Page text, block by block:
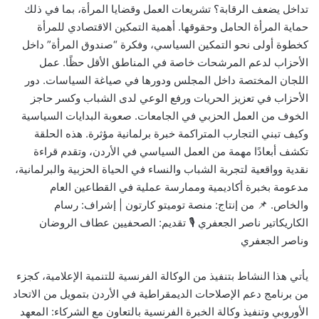
تداخل يضعف الرقابة؟ تشريعات العمل وقضايا المرأة، بما في ذلك
حماية المرأة الحامل وحقوقها. أهمية التمكين الاقتصادي للمرأة
كخطوة أولى نحو التمكين السياسي، وفكرة “صندوق المرأة” داخل
الأحزاب لدعم المرشحات خاصة في المناطق الأقل حظًا. عمل
اللجان المختصة داخل المجلس ودورها في صياغة السياسات. دور
الأحزاب في تعزيز الحريات ورفع الوعي لدى الشباب وكسر حاجز
الخوف من العمل الحزبي في الجامعات. صعوبة البدايات السياسية
وكيف تبني التجارب المتراكمة خبرة برلمانية مؤثرة. هذه الحلقة
تكشف أبعادًا مهمة من العمل السياسي في الأردن، وتقدم قراءة
نقدية وواقعية لتجربة الشباب والنساء في الحياة الحزبية والبرلمانية،
مدعومة بخبرة أكاديمية وممارسة عملية في القطاعين العام
والخاص. 📌 من إنتاج: منصة توميتو كارتون | إشراف: رسام
الكاريكاتير ناصر الجعفري 🎙 تقديم: الصحفيين عطاف الروضان
وناصر الجعفري
يأتي هذا النشاط بتنفيذ من الوكالة الفرنسية للتنمية الإعلامية، كجزء
من برنامج دعم الإصلاحات الديمقراطية في الأردن بتمويل من الاتحاد
الأوروبي وتنفيذ وكالة الخبرة الفرنسية بالتعاون مع الشركاء: المعهد